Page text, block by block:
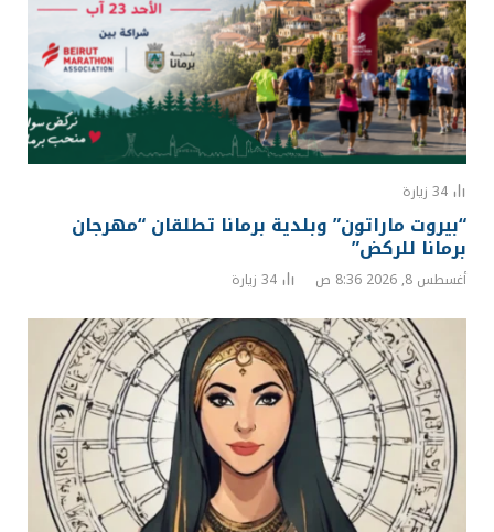
34 زيارة
“بيروت ماراتون” وبلدية برمانا تطلقان “مهرجان
برمانا للركض”
أغسطس 8, 2026 8:36 ص 34 زيارة